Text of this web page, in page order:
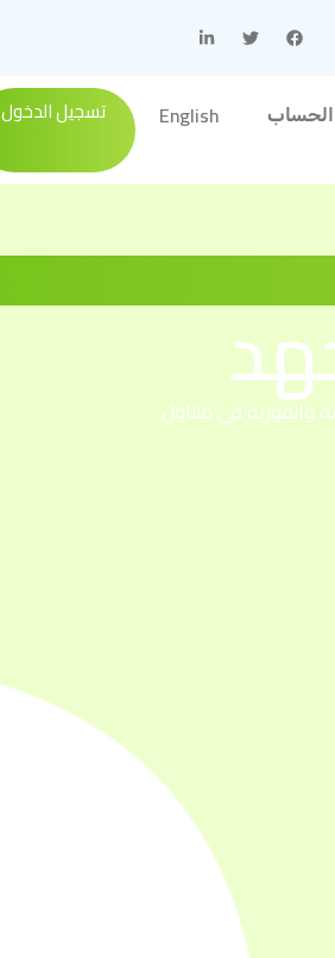
الحساب English تسجيل الدخول
والفورية في متناول